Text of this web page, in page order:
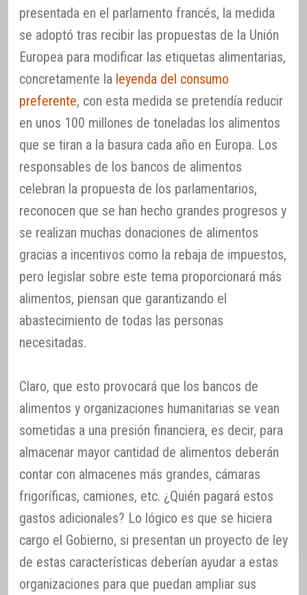
presentada en el parlamento francés, la medida
se adoptó tras recibir las propuestas de la Unión
Europea para modificar las etiquetas alimentarias,
concretamente la leyenda del consumo
preferente, con esta medida se pretendía reducir
en unos 100 millones de toneladas los alimentos
que se tiran a la basura cada año en Europa. Los
responsables de los bancos de alimentos
celebran la propuesta de los parlamentarios,
reconocen que se han hecho grandes progresos y
se realizan muchas donaciones de alimentos
gracias a incentivos como la rebaja de impuestos,
pero legislar sobre este tema proporcionará más
alimentos, piensan que garantizando el
abastecimiento de todas las personas
necesitadas.
Claro, que esto provocará que los bancos de
alimentos y organizaciones humanitarias se vean
sometidas a una presión financiera, es decir, para
almacenar mayor cantidad de alimentos deberán
contar con almacenes más grandes, cámaras
frigoríficas, camiones, etc. ¿Quién pagará estos
gastos adicionales? Lo lógico es que se hiciera
cargo el Gobierno, si presentan un proyecto de ley
de estas características deberían ayudar a estas
organizaciones para que puedan ampliar sus